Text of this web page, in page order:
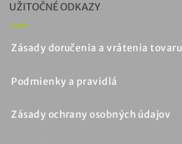
UŽITOČNÉ ODKAZY
Zásady doručenia a vrátenia tovaru
Podmienky a pravidlá
Zásady ochrany osobných údajov